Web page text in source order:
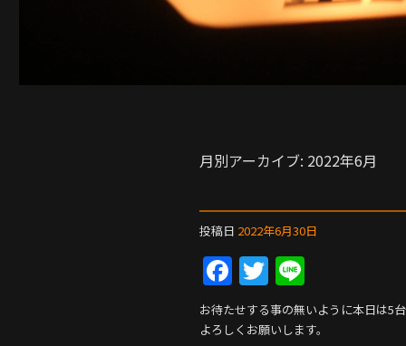
月別アーカイブ: 2022年6月
投稿日 2022年6月30日
F
a
c
T
w
itt
n
e
お待たせする事の無いように本日は5
よろしくお願いします。